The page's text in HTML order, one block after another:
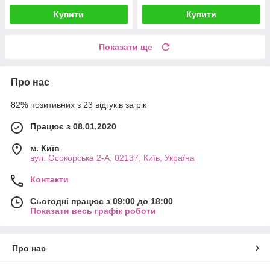
Купити Купити
Показати ще
Про нас
82% позитивних з 23 відгуків за рік
Працює з 08.01.2020
м. Київ
вул. Осокорська 2-А, 02137, Київ, Україна
Контакти
Сьогодні працює з 09:00 до 18:00
Показати весь графік роботи
Про нас